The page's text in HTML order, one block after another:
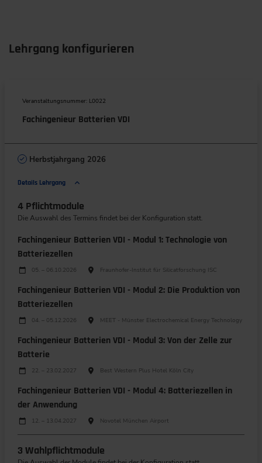
Lehrgang konfigurieren
Veranstaltungsnummer: L0022
Fachingenieur Batterien VDI
Herbstjahrgang 2026
Details Lehrgang
4 Pflichtmodule
Die Auswahl des Termins findet bei der Konfiguration statt.
Fachingenieur Batterien VDI - Modul 1: Technologie von
Batteriezellen
Durchführungen
Veranstaltungsdatum Veranstaltungsort
05. – 06.10.2026 Fraunhofer-Institut für Silicatforschung ISC
Fachingenieur Batterien VDI - Modul 2: Die Produktion von
Batteriezellen
Durchführungen
Veranstaltungsdatum Veranstaltungsort
04. – 05.12.2026 MEET - Münster Electrochemical Energy Technology
Fachingenieur Batterien VDI - Modul 3: Von der Zelle zur
Batterie
Durchführungen
Veranstaltungsdatum Veranstaltungsort
22. – 23.02.2027 Best Western Plus Hotel Köln City
Fachingenieur Batterien VDI - Modul 4: Batteriezellen in
der Anwendung
Durchführungen
Veranstaltungsdatum Veranstaltungsort
12. – 13.04.2027 Novotel München Airport
3 Wahlpflichtmodule